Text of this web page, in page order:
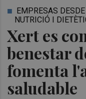
Xert es
benestar
fomenta
saludable
EMPRESAS
NUTRICIÓ I